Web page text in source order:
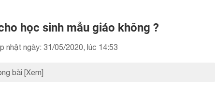
học sinh mẫu giáo không ?
nhật ngày: 31/05/2020, lúc 14:53
bài [Xem]